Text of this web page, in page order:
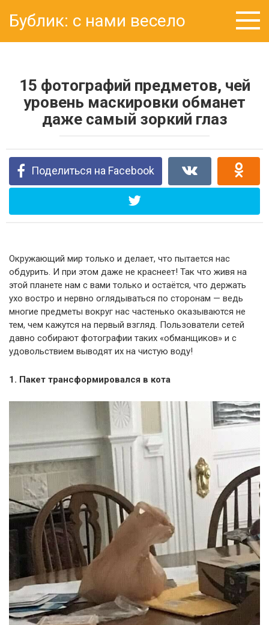
контенту
Бублик: с нами весело
15 фотографий предметов, чей
уровень маскировки обманет
даже самый зоркий глаз
Поделиться на Facebook
Окружающий мир только и делает, что пытается нас
обдурить. И при этом даже не краснеет! Так что живя на
этой планете нам с вами только и остаётся, что держать
ухо востро и нервно оглядываться по сторонам — ведь
многие предметы вокруг нас частенько оказываются не
тем, чем кажутся на первый взгляд. Пользователи сетей
давно собирают фотографии таких «обманщиков» и с
удовольствием выводят их на чистую воду!
1. Пакет трансформировался в кота